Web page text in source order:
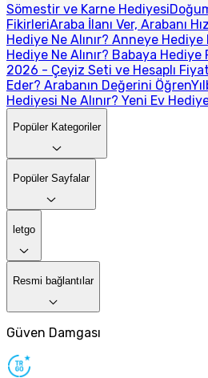
Sömestir ve Karne Hediyesi
FikirleriAraba İlanı Ver, Arabanı
Hediye Ne Alınır? Anneye Hediye
Hediye Ne Alınır? Babaya Hediye
2026 - Çeyiz Seti ve Hesaplı
Eder? Arabanın Değerini Öğren
Hediyesi Ne Alınır? Yeni Ev
Popüler Kategoriler
Popüler Sayfalar
letgo
Resmi bağlantılar
Güven Damgası